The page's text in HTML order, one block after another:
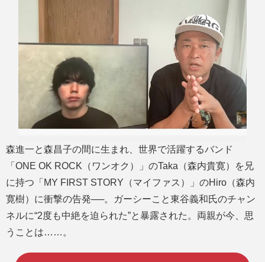
森進一と森昌子の間に生まれ、世界で活躍するバンド
「ONE OK ROCK（ワンオク）」のTaka（森内貴寛）を兄
に持つ「MY FIRST STORY（マイファス）」のHiro（森内
寛樹）に衝撃の告発──。ガーシーこと東谷義和氏のチャン
ネルに“2度も中絶を迫られた”と暴露された。両親が今、思
うことは……。